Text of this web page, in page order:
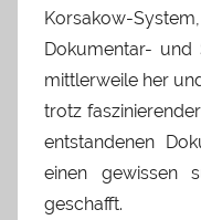
Korsakow-
Dokumentar- und
mittlerweile her
trotz
entstandenen
einen gewissen
geschafft.